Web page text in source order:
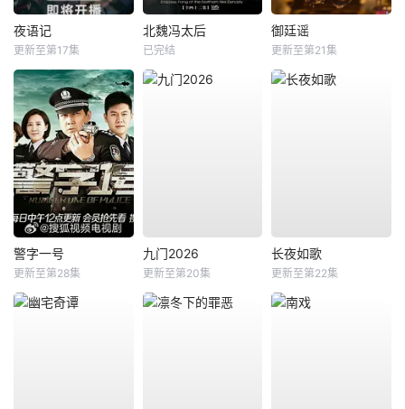
夜语记
更新至第17集
北魏冯太后
已完结
御廷谣
更新至第21集
警字一号
更新至第28集
九门2026
更新至第20集
长夜如歌
更新至第22集